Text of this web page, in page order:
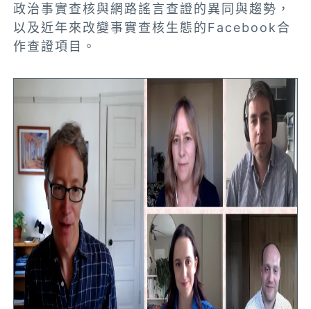
政治事實查核與網路謠言查證的異同與趨勢，
以及近年來改變事實查核生態的Facebook合
作查證項目。